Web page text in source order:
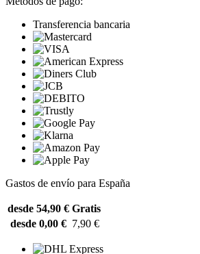
Transferencia bancaria
Gastos de envío para España
desde 54,90 € Gratis
desde 0,00 € 7,90 €